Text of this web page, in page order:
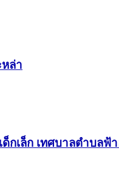
ล่า
ล็ก เทศบาลตำบลฟ้า